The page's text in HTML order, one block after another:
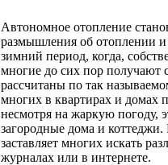
Автономное отопление
размышления об отоплении и
зимний период, когда,
многие до сих пор получают
рассчитаны по так
многих в квартирах и домах
несмотря на жаркую погоду,
загородные дома и
заставляет многих искать
журналах или в интернете.